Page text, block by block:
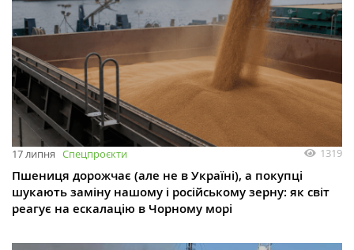
17 липня Спецпроєкти 1319
Пшениця дорожчає (але не в Україні), а покупці
шукають заміну нашому і російському зерну: як світ
реагує на ескалацію в Чорному морі